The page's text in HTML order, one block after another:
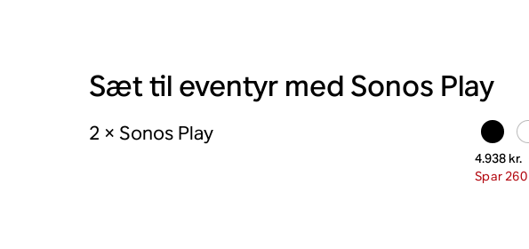
Sæt til eventyr med Sonos Play
2 × Sonos Play
4.938 kr.
Spar 260